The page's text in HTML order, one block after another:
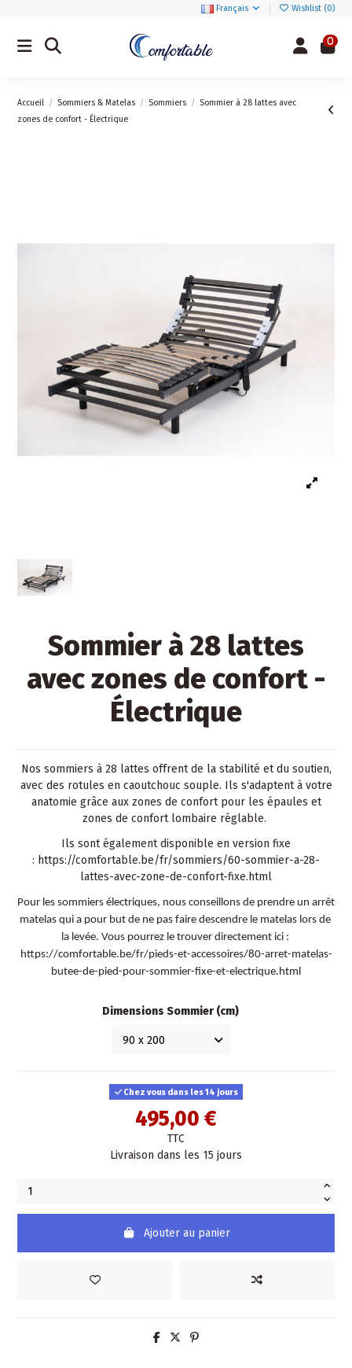
Français Wishlist (0)
0
Accueil Sommiers & Matelas Sommiers
Sommier à 28 lattes avec
zones de confort - Électrique
Sommier à 28 lattes
avec zones de confort -
Électrique
Nos sommiers à 28 lattes offrent de la stabilité et du soutien,
avec des rotules en caoutchouc souple. Ils s'adaptent à votre
anatomie grâce aux zones de confort pour les épaules et
zones de confort lombaire réglable.
Ils sont également disponible en version fixe
: https://comfortable.be/fr/sommiers/60-sommier-a-28-
lattes-avec-zone-de-confort-fixe.html
Pour les sommiers électriques, nous conseillons de prendre un arrêt
matelas qui a pour but de ne pas faire descendre le matelas lors de
https://comfortable.be/fr/pieds-et-accessoires/80-arret-matelas-
butee-de-pied-pour-sommier-fixe-et-electrique.html
Dimensions Sommier (cm)
Chez vous dans les 14 jours
495,00 €
TTC
Livraison dans les 15 jours
Ajouter au panier